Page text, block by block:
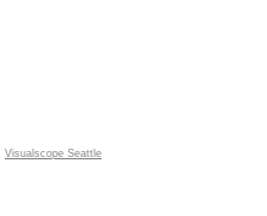
Visualscope Seattle